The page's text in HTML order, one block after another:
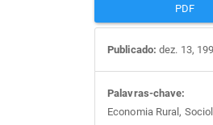
PDF
Publicado: dez. 13,
Palavras-chave:
Economia Rural,